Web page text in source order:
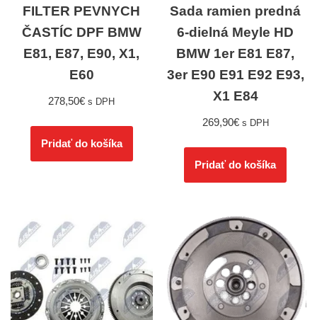
FILTER PEVNYCH
ČASTÍC DPF BMW
E81, E87, E90, X1,
E60
278,50€ s DPH
Pridať do košíka
Sada ramien predná
6-dielná Meyle HD
BMW 1er E81 E87,
3er E90 E91 E92 E93,
X1 E84
269,90€ s DPH
Pridať do košíka